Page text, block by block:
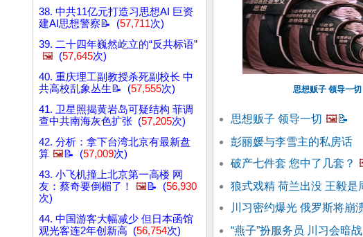
38. 中共11亿元打造习思想AI 巨资
建AI思想警察📝 (57,711次)
39. 二十四年巍然屹立的“反共标语”
🖼️ (57,645次)
40. 重庆理工副教授杀死副校长 中
共高校乱象丛生📝 (57,555次)
41. 卫星照揭黄岩岛可疑结构 菲调
查中共南海灰色扩张 (57,205次)
42. 分析：拿下台湾北京有最新盘
算 🖼️📝 (57,009次)
43. 小飞机撞上北京第一高楼 网
友：蔡奇要倒楣了！
🖼️📝 (56,930
次)
44. 中国游客大幅减少 但日本函馆
观光客连2年创新高 (56,754次)
思想贩子 领导一切
思想贩子 领导一切 🖼️📝
彭丽媛与李雪主的私房话
破产七件套 您中了几套？
狼式戏精 荷兰出没 王毅是
川习密约爆光 俄罗斯将崩
“燕子”扮服务员 川习会暗战